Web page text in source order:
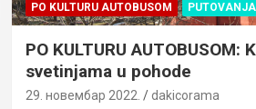
PO KULTURU AUTOBUSOM PUTOVANJA
PO KULTURU AUTOBUSOM:
svetinjama u pohode
29. новембар 2022. dakicorama